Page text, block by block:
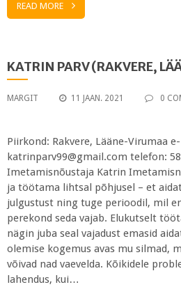
READ MORE
KATRIN PARV (RAKVERE,
MARGIT 11 JAAN. 2021 0
Piirkond: Rakvere, Lääne-Virumaa
katrinparv99@gmail.com telefon:
Imetamisnõustaja Katrin
ja töötama lihtsal põhjusel – et
julgustust ning tuge perioodil, mil
perekond seda vajab. Elukutselt
nägin juba seal vajadust emasid
olemise kogemus avas mu silmad,
võivad nad vaevelda. Kõikidele
lahendus, kui…